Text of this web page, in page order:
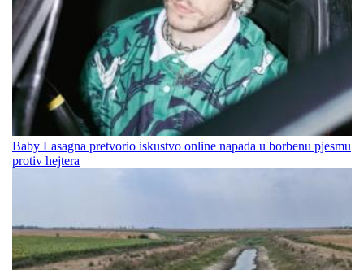
Baby Lasagna pretvorio iskustvo online napada u borbenu pjesmu
protiv hejtera